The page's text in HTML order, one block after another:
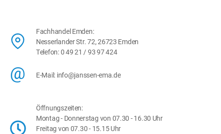
Fachhandel Emden:
Nesserlander Str. 72, 26723 Emden
Telefon: 0 49 21 / 93 97 424
@ E-Mail: info@janssen-ema.de
Öffnungszeiten:
Montag - Donnerstag von 07.30 - 16.30 Uhr
Freitag von 07.30 - 15.15 Uhr